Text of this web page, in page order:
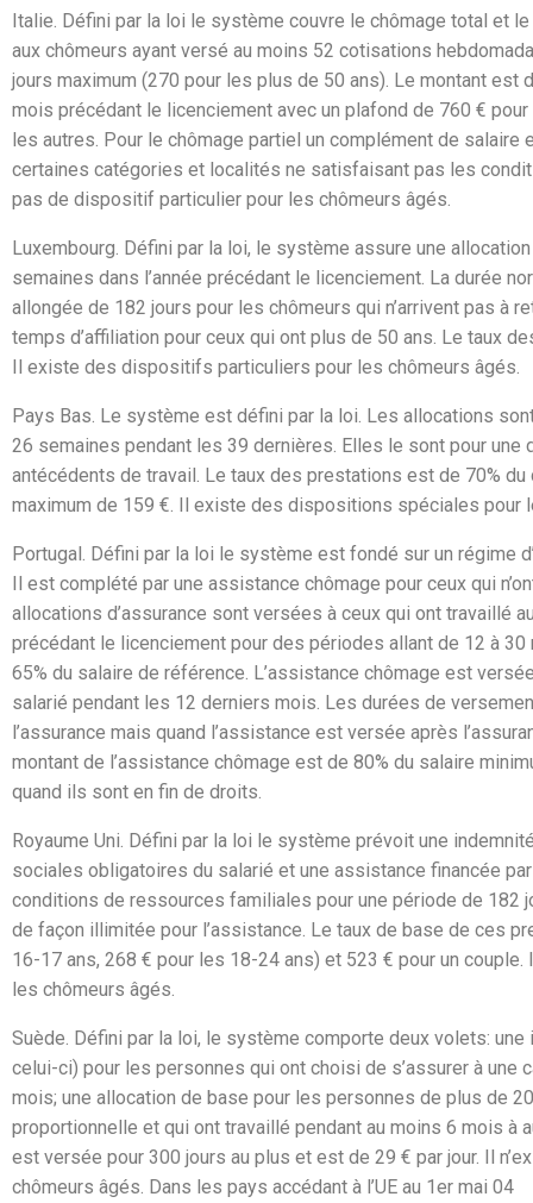
Italie. Défini par la loi le système couvre le chômage total et
aux chômeurs ayant versé au moins 52 cotisations
jours maximum (270 pour les plus de 50 ans). Le montant
mois précédant le licenciement avec un plafond de 760 €
les autres. Pour le chômage partiel un complément de salaire
certaines catégories et localités ne satisfaisant pas les
pas de dispositif particulier pour les chômeurs âgés.
Luxembourg. Défini par la loi, le système assure une
semaines dans l’année précédant le licenciement. La durée
allongée de 182 jours pour les chômeurs qui n’arrivent pas à
temps d’affiliation pour ceux qui ont plus de 50 ans. Le taux
Il existe des dispositifs particuliers pour les chômeurs âgés.
Pays Bas. Le système est défini par la loi. Les allocations
26 semaines pendant les 39 dernières. Elles le sont pour
antécédents de travail. Le taux des prestations est de 70% du
maximum de 159 €. Il existe des dispositions spéciales pour
Portugal. Défini par la loi le système est fondé sur un régime
Il est complété par une assistance chômage pour ceux qui
allocations d’assurance sont versées à ceux qui ont travaillé
précédant le licenciement pour des périodes allant de 12 à
65% du salaire de référence. L’assistance chômage est
salarié pendant les 12 derniers mois. Les durées de
l’assurance mais quand l’assistance est versée après
montant de l’assistance chômage est de 80% du salaire
quand ils sont en fin de droits.
Royaume Uni. Défini par la loi le système prévoit une
sociales obligatoires du salarié et une assistance financée
conditions de ressources familiales pour une période de 182
de façon illimitée pour l’assistance. Le taux de base de ces
16-17 ans, 268 € pour les 18-24 ans) et 523 € pour un
les chômeurs âgés.
Suède. Défini par la loi, le système comporte deux volets:
celui-ci) pour les personnes qui ont choisi de s’assurer à une
mois; une allocation de base pour les personnes de plus de
proportionnelle et qui ont travaillé pendant au moins 6 mois à
est versée pour 300 jours au plus et est de 29 € par jour. Il
chômeurs âgés. Dans les pays accédant à l’UE au 1er mai 04